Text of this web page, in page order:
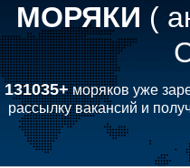
МОРЯКИ (
131035+моряков уже
рассылку вакансий и